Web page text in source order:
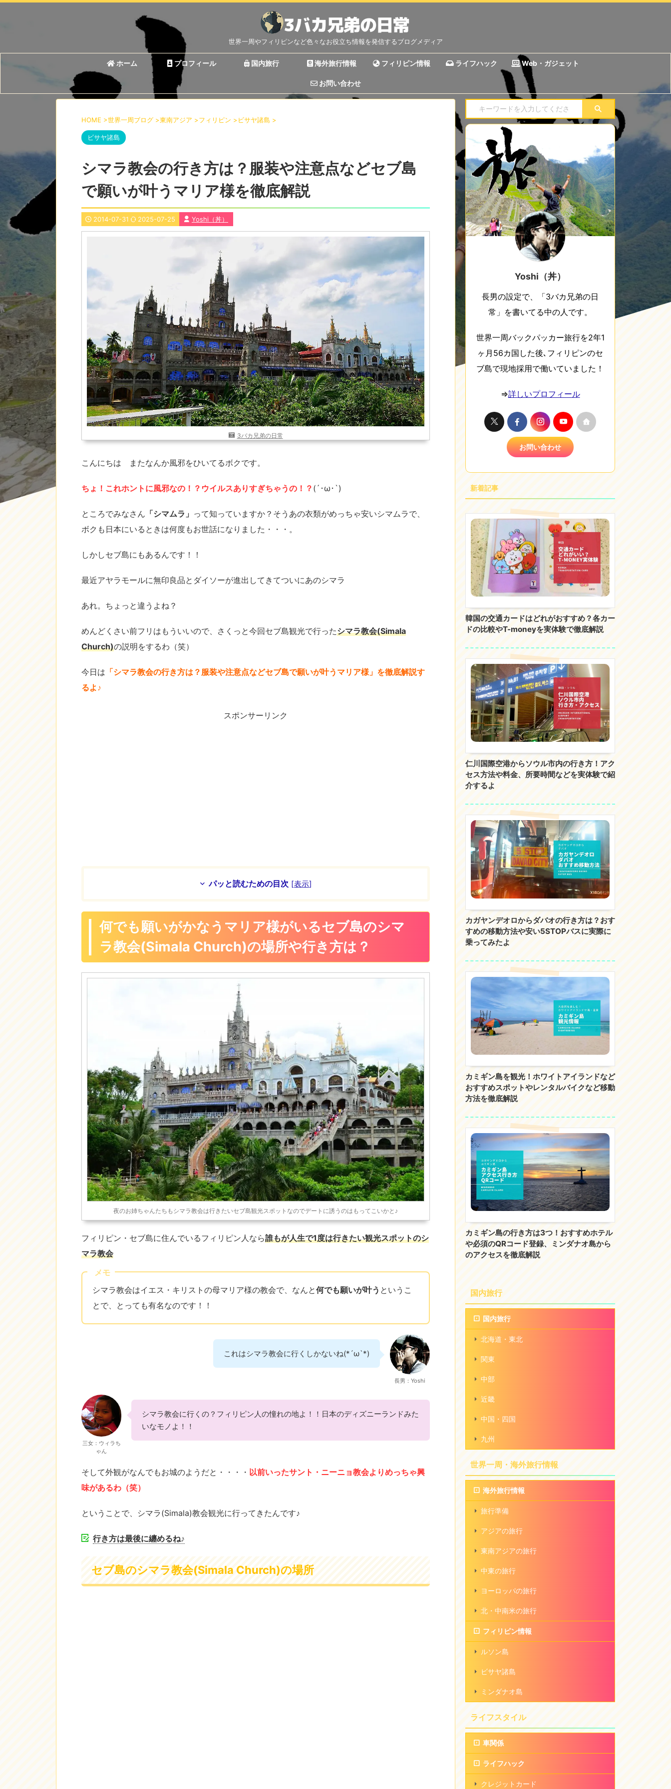
世界一周やフィリピンなど色々なお役立ち情報を発信するブログメディア
ホーム プロフィール 国内旅行 海外旅行情報 フィリピン情報 ライフハック Web・ガジェット
お問い合わせ
HOME >世界一周ブログ >東南アジア >フィリピン >ビサヤ諸島 >
ビサヤ諸島
シマラ教会の行き方は？服装や注意点などセブ島
で願いが叶うマリア様を徹底解説
2014-07-31 2025-07-25 Yoshi（丼）
3バカ兄弟の日常
こんにちは またなんか風邪をひいてるボクです。
ちょ！これホントに風邪なの！？ウイルスありすぎちゃうの！？ (´･ω･`)
ところでみなさん 「シマムラ」 って知っていますか？そうあの衣類がめっちゃ安いシマムラで、
ボクも日本にいるときは何度もお世話になりました・・・。
しかしセブ島にもあるんです！！
最近アヤラモールに無印良品とダイソーが進出してきてついにあのシマラ
あれ。ちょっと違うよね？
めんどくさい前フリはもういいので、さくっと今回セブ島観光で行ったシマラ教会(Simala
Church)の説明をするわ（笑）
今日は 「シマラ教会の行き方は？服装や注意点などセブ島で願いが叶うマリア様」を徹底解説す
るよ♪
スポンサーリンク
パッと読むための目次 [表示]
何でも願いがかなうマリア様がいるセブ島のシマ
ラ教会(Simala Church)の場所や行き方は？
夜のお姉ちゃんたちもシマラ教会は行きたいセブ島観光スポットなのでデートに誘うのはもってこいかと♪
フィリピン・セブ島に住んでいるフィリピン人なら誰もが人生で1度は行きたい観光スポットのシ
マラ教会
メモ
シマラ教会はイエス・キリストの母マリア様の教会で、なんと何でも願いが叶う というこ
とで、とっても有名なのです！！
これはシマラ教会に行くしかないね(*´ω`*)
長男：Yoshi
三女：ウィラち
ゃん
シマラ教会に行くの？フィリピン人の憧れの地よ！！日本のディズニーランドみた
いなモノよ！！
そして外観がなんでもお城のようだと・・・・ 以前いったサント・ニーニョ教会よりめっちゃ興
味があるわ（笑）
ということで、シマラ(Simala)教会観光に行ってきたんです♪
行き方は最後に纏めるね♪
セブ島のシマラ教会(Simala Church)の場所
Yoshi（丼）
長男の設定で、「3バカ兄弟の日
常」を書いてる中の人です。
世界一周バックパッカー旅行を2年1
ヶ月56カ国した後､フィリピンのセ
ブ島で現地採用で働いていました！
⇒詳しいプロフィール
お問い合わせ
新着記事
韓国の交通カードはどれがおすすめ？各カー
ドの比較やT-moneyを実体験で徹底解説
仁川国際空港からソウル市内の行き方！アク
セス方法や料金、所要時間などを実体験で紹
介するよ
カガヤンデオロからダバオの行き方は？おす
すめの移動方法や安い5STOPバスに実際に
乗ってみたよ
カミギン島を観光！ホワイトアイランドなど
おすすめスポットやレンタルバイクなど移動
方法を徹底解説
カミギン島の行き方は3つ！おすすめホテル
や必須のQRコード登録、ミンダナオ島から
のアクセスを徹底解説
国内旅行
国内旅行
北海道・東北
関東
中部
近畿
中国・四国
九州
世界一周・海外旅行情報
海外旅行情報
旅行準備
アジアの旅行
東南アジアの旅行
中東の旅行
ヨーロッパの旅行
北・中南米の旅行
フィリピン情報
ルソン島
ビサヤ諸島
ミンダナオ島
ライフスタイル
車関係
ライフハック
クレジットカード